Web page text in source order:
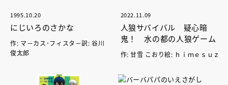
1995.10.20
にじいろのさかな
作: マ－カス･フィスタ－訳: 谷川
俊太郎
2022.11.09
人狼サバイバル 疑心暗
鬼！ 水の都の人狼ゲーム
作: 甘雪 こおり絵: ｈｉｍｅｓｕｚ